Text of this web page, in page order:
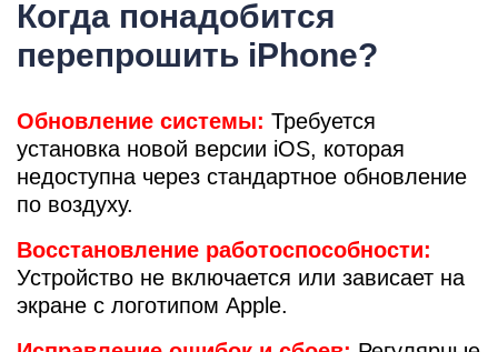
Когда понадобится
перепрошить iPhone?
Обновление системы: Требуется
установка новой версии iOS, которая
недоступна через стандартное обновление
по воздуху.
Восстановление работоспособности:
Устройство не включается или зависает на
экране с логотипом Apple.